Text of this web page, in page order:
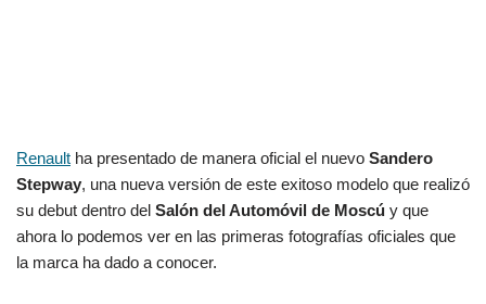
Renault ha presentado de manera oficial el nuevo Sandero
Stepway, una nueva versión de este exitoso modelo que realizó
su debut dentro del Salón del Automóvil de Moscú y que
ahora lo podemos ver en las primeras fotografías oficiales que
la marca ha dado a conocer.